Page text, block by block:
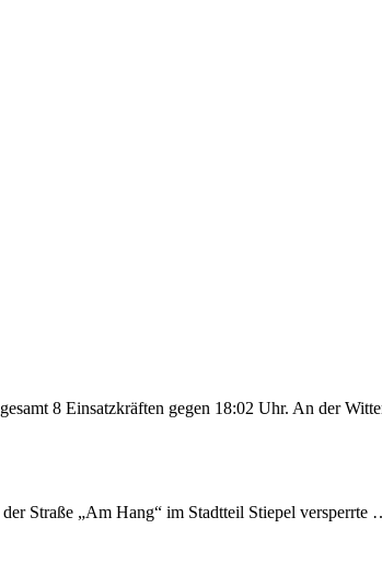
8 Einsatzkräften gegen 18:02 Uhr. An der
Straße „Am Hang“ im Stadtteil Stiepel versperrte